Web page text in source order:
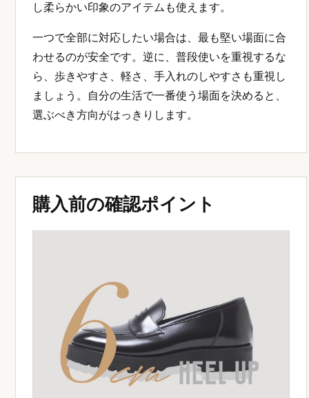
し柔らかい印象のアイテムも使えます。
一つで全部に対応したい場合は、最も堅い場面に合
わせるのが安全です。逆に、普段使いを重視するな
ら、歩きやすさ、軽さ、手入れのしやすさも重視し
ましょう。自分の生活で一番使う場面を決めると、
選ぶべき方向がはっきりします。
購入前の確認ポイント